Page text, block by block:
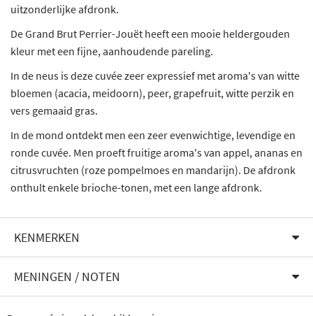
uitzonderlijke afdronk.
De Grand Brut Perrier-Jouët heeft een mooie heldergouden
kleur met een fijne, aanhoudende pareling.
In de neus is deze cuvée zeer expressief met aroma's van witte
bloemen (acacia, meidoorn), peer, grapefruit, witte perzik en
vers gemaaid gras.
In de mond ontdekt men een zeer evenwichtige, levendige en
ronde cuvée. Men proeft fruitige aroma's van appel, ananas en
citrusvruchten (roze pompelmoes en mandarijn). De afdronk
onthult enkele brioche-tonen, met een lange afdronk.
KENMERKEN
MENINGEN / NOTEN